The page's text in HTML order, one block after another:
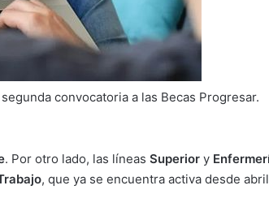
convocatoria a las Becas Progresar.
. Por otro lado, las líneas Superior y
, que ya se encuentra activa desde